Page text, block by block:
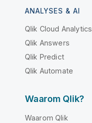
ANALYSES & AI
Qlik Cloud Analytics
Qlik Answers
Qlik Predict
Qlik Automate
Waarom Qlik?
Waarom Qlik